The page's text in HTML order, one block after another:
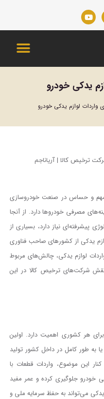
یدکی خودرو
واردات لوازم یدکی خودرو
و حساس در صنعت خودروسازی
مصرفی خودروها دارد. از آنجا
پیشرفته‌ای نیاز دارد، بسیاری از
یدکی از کشورهای صاحب فناوری
لوازم یدکی، چالش‌های مربوط
شرکت‌های ترخیص کالا در این
هر کشوری اهمیت دارد. اولین
به طور کامل در داخل کشور تولید
این موضوع، واردات قطعات با
خودرو جلوگیری کرده و عمر مفید
یدکی می‌تواند به حفظ سرمایه ملی و